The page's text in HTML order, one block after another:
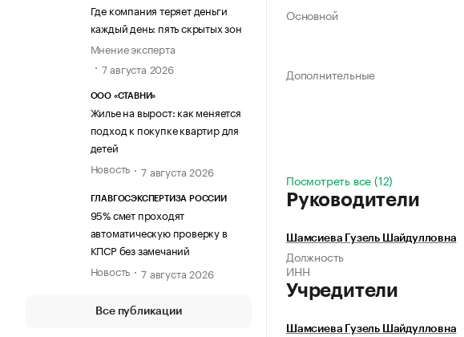
Где компания теряет деньги
каждый день: пять скрытых зон
Мнение эксперта
7 августа 2026
ООО «СТАВНИ»
Жилье на вырост: как меняется
подход к покупке квартир для
детей
Новость
7 августа 2026
ГЛАВГОСЭКСПЕРТИЗА РОССИИ
95% смет проходят
автоматическую проверку в
КПСР без замечаний
Новость
7 августа 2026
Все публикации
Основной
Дополнительные
Посмотреть все (12)
Руководители
Шамсиева Гузель Шайдулловна
Должность
ИНН
Учредители
Шамсиева Гузель Шайдулловна